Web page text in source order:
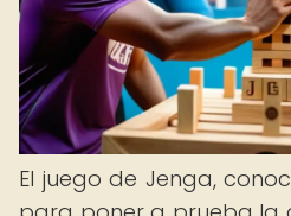
El juego de Jenga,